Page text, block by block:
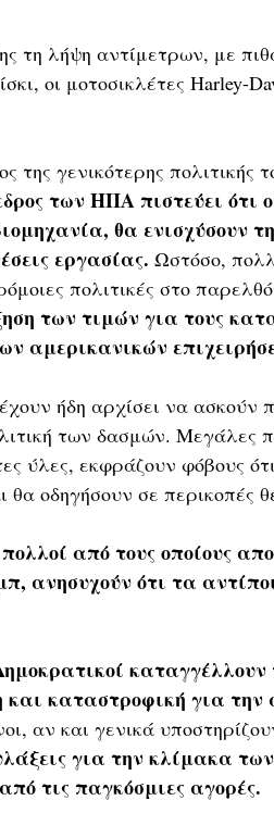
τη λήψη αντίμετρων, με
οι μοτοσικλέτες Harley-
γενικότερης πολιτικής
των ΗΠΑ πιστεύει ότι
θα ενισχύσουν
εργασίας. Ωστόσο,
πολιτικές στο
των τιμών για τους
αμερικανικών
ήδη αρχίσει να ασκούν
των δασμών. Μεγάλες
ύλες, εκφράζουν φόβους
θα οδηγήσουν σε περικοπές
από τους οποίους
ανησυχούν ότι τα
καταστροφική για την
αν και γενικά
για την κλίμακα
τις παγκόσμιες αγορές.